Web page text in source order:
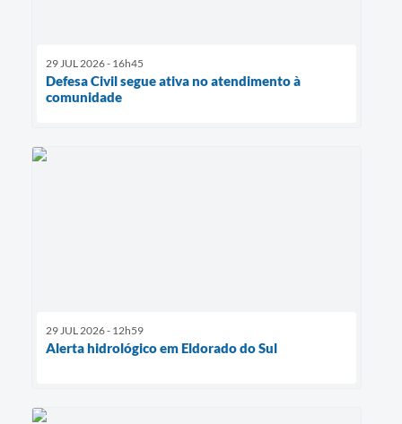
29 JUL 2026 - 16h45
Defesa Civil segue ativa no atendimento à
comunidade
29 JUL 2026 - 12h59
Alerta hidrológico em Eldorado do Sul